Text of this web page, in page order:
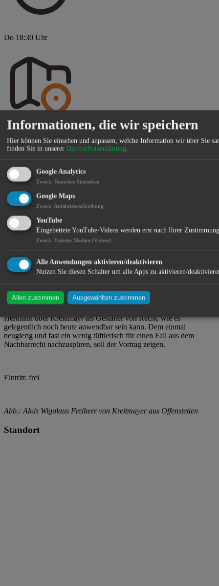
Do 18:30 Uhr
Aventinum ・ Osterriedergasse 6 ・ 93326 Abensberg
Stadtmuseum Abensberg
Kreittmayr quicklebendig
Kreittmayr quicklebendig, oder: Wie man mit dem hochberühmten
Freiherrn, Staatskanzler, und Juristen Wiguläus Aloysius Xaverius
von Kreittmayr (1705-1790) im Jahr 2025 manchmal noch immer
gern als ewig gestrigen verschrieenen „Folterkanzler“ und auch
nicht um ihn als den großen Gesetzgeber Bayerns im 18.
Hermann über Kreittmayr als Gestalter von Recht, wie es
gelegentlich noch heute anwendbar sein kann. Dem einmal
neugierig und fast ein wenig tüftlerisch für einen Fall aus dem
Nachbarrecht nachzuspüren, soll der Vortrag zeigen.
Eintritt: frei
Abb.: Alois Wigulaus Freiherr von Kreitmayer aus Offenstetten
Standort
Informationen, die wir speichern
Hier können Sie einsehen und anpassen, welche Information wir über Sie
finden Sie in unserer Datenschutzerklärung.
Google Analytics
Zweck: Besucher-Statistiken
Google Maps
Zweck: Anfahrtsbeschreibung
YouTube
Eingebettete YouTube-Videos werden erst nach Ihrer
Zweck: Externe Medien (Videos)
Alle Anwendungen aktivieren/deaktivieren
Nutzen Sie diesen Schalter um alle Apps zu aktivieren/
Allen zustimmen Ausgewählten zustimmen